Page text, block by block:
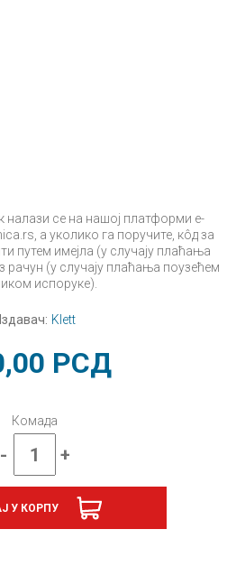
налази се на нашој платформи е-
а уколико га поручите, кôд за
путем имејла (у случају плаћања
рачун (у случају плаћања поузећем
испоруке).
Klett
РСД
Комада
-
Математика+
У КОРПУ